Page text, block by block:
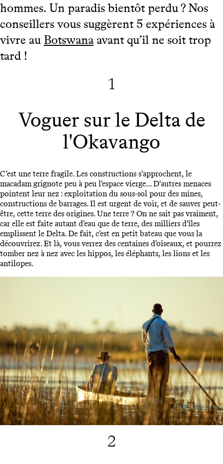
hommes. Un paradis bientôt perdu ? Nos
conseillers vous suggèrent 5 expériences à
vivre au Botswana avant qu’il ne soit trop
tard !
1
Voguer sur le Delta de
l'Okavango
C'est une terre fragile. Les constructions s'approchent, le
macadam grignote peu à peu l'espace vierge... D'autres menaces
pointent leur nez : exploitation du sous-sol pour des mines,
constructions de barrages. Il est urgent de voir, et de sauver peut-
être, cette terre des origines. Une terre ? On ne sait pas vraiment,
car elle est faite autant d'eau que de terre, des milliers d'îles
emplissent le Delta. De fait, c'est en petit bateau que vous la
découvrirez. Et là, vous verrez des centaines d'oiseaux, et pourrez
tomber nez à nez avec les hippos, les éléphants, les lions et les
antilopes.
2